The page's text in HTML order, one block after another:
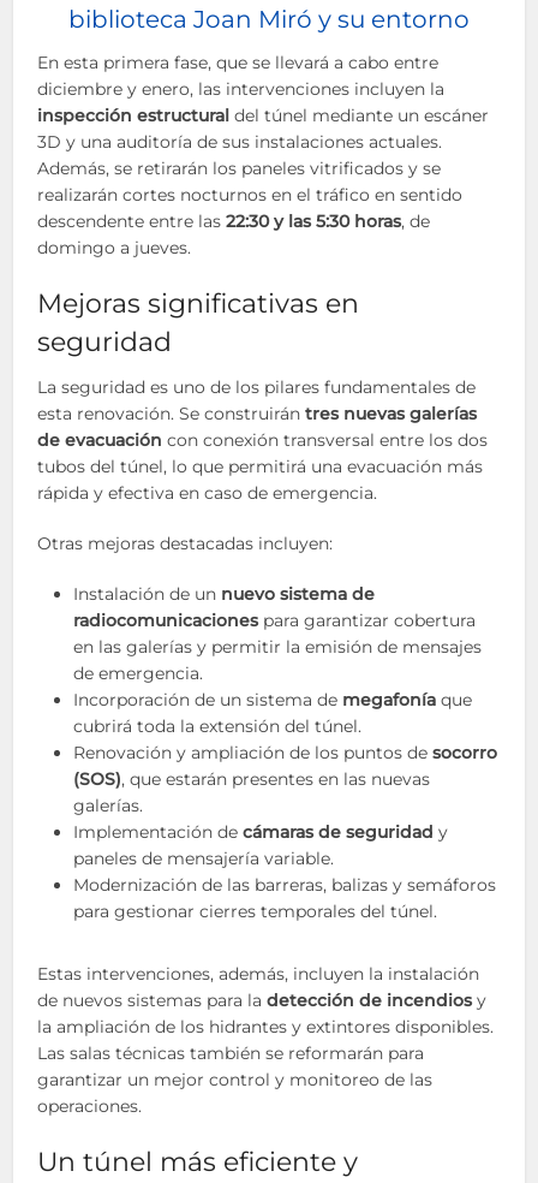
biblioteca Joan Miró y su entorno
En esta primera fase, que se llevará a cabo entre
diciembre y enero, las intervenciones incluyen la
inspección estructural del túnel mediante un escáner
3D y una auditoría de sus instalaciones actuales.
Además, se retirarán los paneles vitrificados y se
realizarán cortes nocturnos en el tráfico en sentido
descendente entre las22:30 y las 5:30 horas, de
domingo a jueves.
Mejoras significativas en
seguridad
La seguridad es uno de los pilares fundamentales de
esta renovación. Se construirántres nuevas galerías
de evacuación con conexión transversal entre los dos
tubos del túnel, lo que permitirá una evacuación más
rápida y efectiva en caso de emergencia.
Otras mejoras destacadas incluyen:
Instalación de un nuevo sistema de
radiocomunicacionespara garantizar cobertura
en las galerías y permitir la emisión de mensajes
de emergencia.
Incorporación de un sistema de megafonía que
cubrirá toda la extensión del túnel.
Renovación y ampliación de los puntos desocorro
(SOS), que estarán presentes en las nuevas
galerías.
Implementación decámaras de seguridad y
paneles de mensajería variable.
Modernización de las barreras, balizas y semáforos
para gestionar cierres temporales del túnel.
Estas intervenciones, además, incluyen la instalación
de nuevos sistemas para ladetección de incendiosy
la ampliación de los hidrantes y extintores disponibles.
Las salas técnicas también se reformarán para
garantizar un mejor control y monitoreo de las
operaciones.
Un túnel más eficiente y